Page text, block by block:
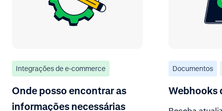
Integrações de e-commerce
Onde posso encontrar as
informações necessárias
Documentos
Webhooks